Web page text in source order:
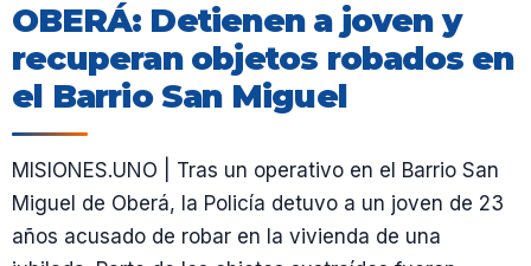
OBERÁ: Detienen a joven y
recuperan objetos robados en
el Barrio San Miguel
MISIONES.UNO | Tras un operativo en el Barrio San
Miguel de Oberá, la Policía detuvo a un joven de 23
años acusado de robar en la vivienda de una